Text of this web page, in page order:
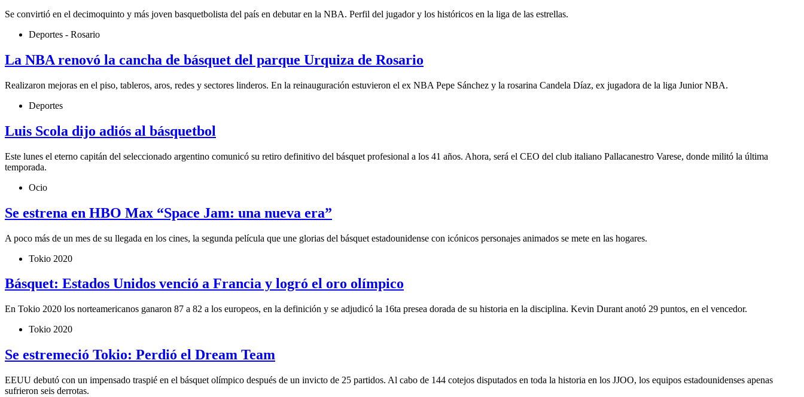
Se convirtió en el decimoquinto y más joven basquetbolista del país en debutar en la NBA. Perfil del jugador y los históricos en la liga de las estrellas.
Deportes - Rosario
La NBA renovó la cancha de básquet del parque Urquiza de Rosario
Realizaron mejoras en el piso, tableros, aros, redes y sectores linderos. En la reinauguración estuvieron el ex NBA Pepe Sánchez y la rosarina Candela Díaz, ex jugadora de la liga Junior NBA.
Deportes
Luis Scola dijo adiós al básquetbol
Este lunes el eterno capitán del seleccionado argentino comunicó su retiro definitivo del básquet profesional a los 41 años. Ahora, será el CEO del club italiano Pallacanestro Varese, donde militó la última
temporada.
Ocio
Se estrena en HBO Max “Space Jam: una nueva era”
A poco más de un mes de su llegada en los cines, la segunda película que une glorias del básquet estadounidense con icónicos personajes animados se mete en las hogares.
Tokio 2020
Básquet: Estados Unidos venció a Francia y logró el oro olímpico
En Tokio 2020 los norteamericanos ganaron 87 a 82 a los europeos, en la definición y se adjudicó la 16ta presea dorada de su historia en la disciplina. Kevin Durant anotó 29 puntos, en el vencedor.
Tokio 2020
Se estremeció Tokio: Perdió el Dream Team
EEUU debutó con un impensado traspié en el básquet olímpico después de un invicto de 25 partidos. Al cabo de 144 cotejos disputados en toda la historia en los JJOO, los equipos estadounidenses apenas
sufrieron seis derrotas.